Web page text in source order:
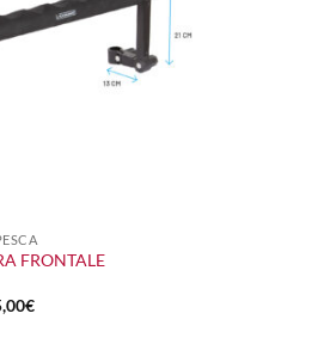
FRONTALE
€